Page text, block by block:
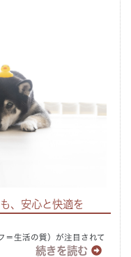
、安心と快適を
＝生活の質）が注目されて
続きを読む